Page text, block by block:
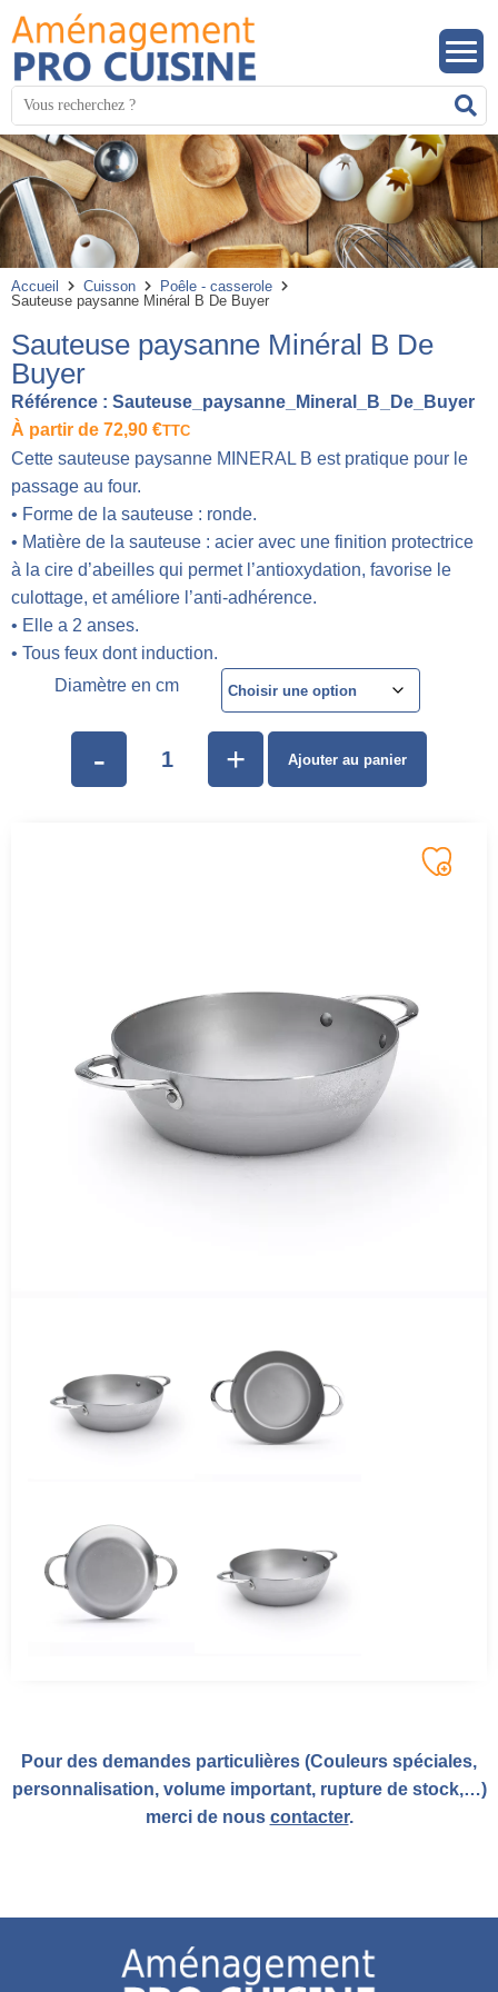
Mots
clés
:
Accueil Cuisson
Poêle - casserole
Sauteuse paysanne Minéral B De Buyer
Sauteuse paysanne Minéral B De
Buyer
Référence : Sauteuse_paysanne_Mineral_B_De_Buyer
À partir de 72,90 €TTC
Cette sauteuse paysanne MINERAL B est pratique pour le
passage au four.
• Forme de la sauteuse : ronde.
• Matière de la sauteuse : acier avec une finition protectrice
à la cire d’abeilles qui permet l’antioxydation, favorise le
culottage, et améliore l’anti-adhérence.
• Elle a 2 anses.
• Tous feux dont induction.
Diamètre en cm
- + Ajouter au panier
Pour des demandes particulières (Couleurs spéciales,
personnalisation, volume important, rupture de stock,…)
merci de nous contacter.
Panneau de gestion des cookies